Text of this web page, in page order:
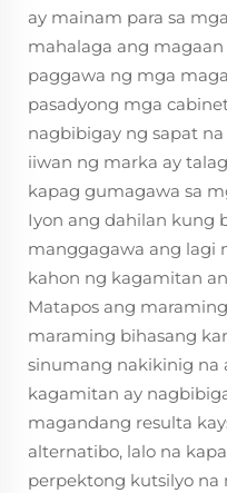
ay mainam para sa
mahalaga ang
paggawa ng mga
pasadyong mga
nagbibigay ng sapat
iiwan ng marka ay
kapag gumagawa sa
Iyon ang dahilan kung
manggagawa ang lagi
kahon ng kagamitan
Matapos ang
maraming bihasang
sinumang nakikinig na
kagamitan ay
magandang resulta
alternatibo, lalo na
perpektong kutsilyo na